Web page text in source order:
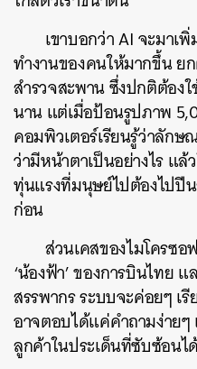
เขาบอกว่า AI จะมาเ
ทำงานของคนให้มากขึ้น
สำรวจสะพาน ซึ่งปกติต้องใ
นาน แต่เมื่อป้อนรูปภาพ
คอมพิวเตอร์เรียนรู้ว่าลัก
ว่ามีหน้าตาเป็นอย่างไร แ
ทุ่นแรงที่มนุษย์ไปต้องไปปี
ก่อน
ส่วนเคสของไมโคร
‘น้องฟ้า’ ของการบินไทย แ
สรรพากร ระบบจะค่อยๆ เ
อาจตอบได้แค่คำถามง่าย
ลูกค้าในประเด็นที่ซับซ้อนไ